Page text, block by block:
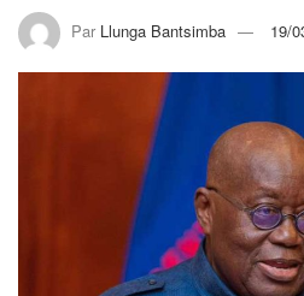
Par Llunga Bantsimba 19/